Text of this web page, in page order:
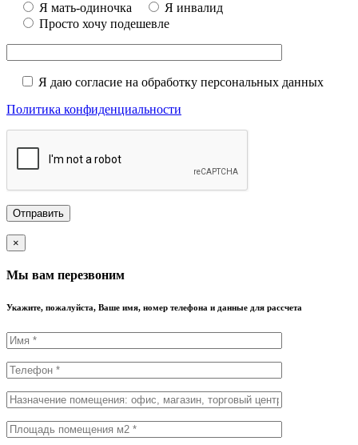
Я мать-одиночка
Я инвалид
Просто хочу подешевле
Я даю согласие на обработку персональных данных
Политика конфиденциальности
×
Мы вам перезвоним
Укажите, пожалуйста, Ваше имя, номер телефона и данные для рассчета